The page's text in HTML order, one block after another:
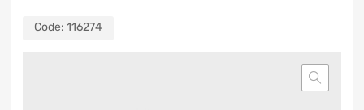
Code: 116274